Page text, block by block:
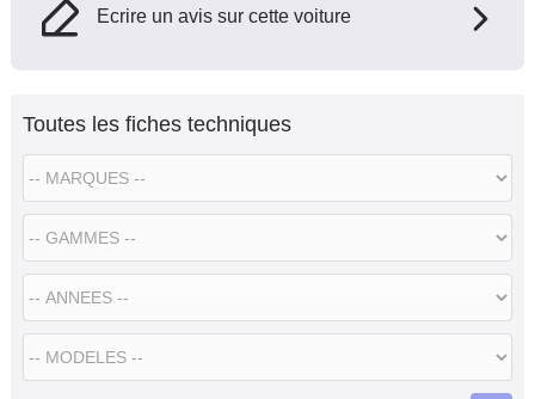
Ecrire un avis sur cette voiture
Toutes les fiches techniques